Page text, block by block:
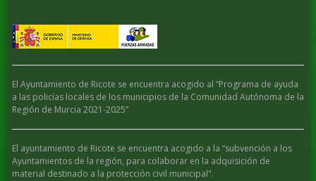
El Ayuntamiento de Ricote se encuentra acogido al “Programa de ayuda
a las policías locales de los municipios de la Comunidad Autónoma de la
Región de Murcia 2021-2025”
El ayuntamiento de Ricote se encuentra acogido a la “subvención a los
Ayuntamientos de la región, para colaborar en la adquisición de
material destinado a la protección civil municipal".